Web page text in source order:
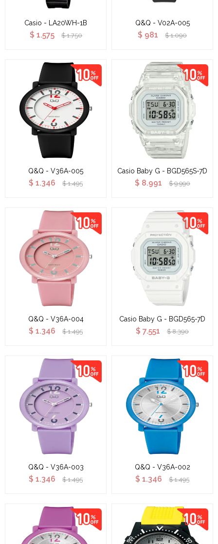
Casio - LA20WH-1B
$ 1.575 $ 1.750
Q&Q - V02A-005
$ 981 $ 1.090
Q&Q - V36A-005
$ 1.346 $ 1.495
Casio Baby G - BGD565S-7D
$ 8.991 $ 9.990
Q&Q - V36A-004
$ 1.346 $ 1.495
Casio Baby G - BGD565-7D
$ 7.551 $ 8.390
Q&Q - V36A-003
$ 1.346 $ 1.495
Q&Q - V36A-002
$ 1.346 $ 1.495